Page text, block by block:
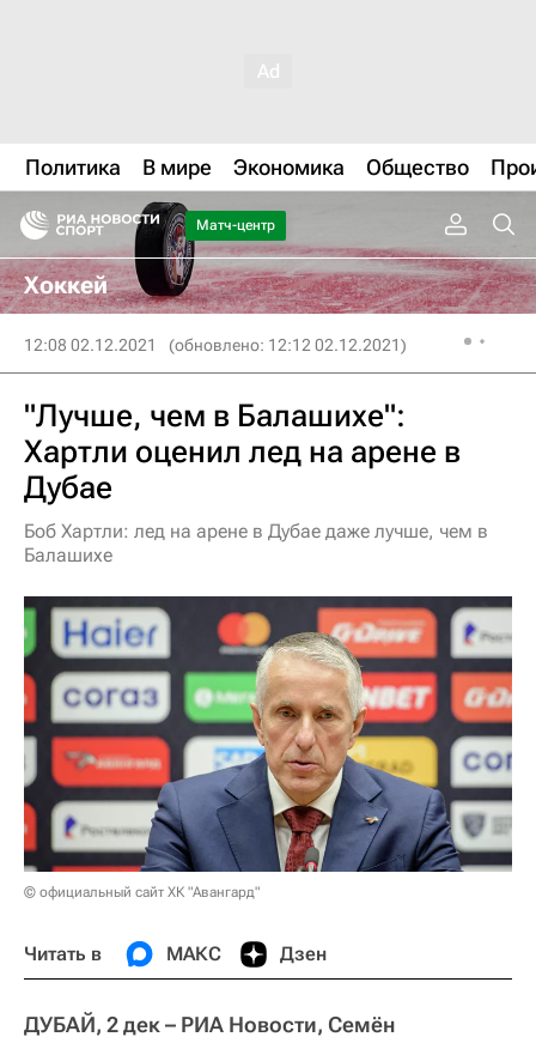
Политика В мире Экономика Общество
Матч-центр
Хоккей
12:08 02.12.2021 (обновлено: 12:12 02.12.2021)
"Лучше, чем в Балашихе":
Хартли оценил лед на арене в
Дубае
Боб Хартли: лед на арене в Дубае даже лучше, чем в
Балашихе
© официальный сайт ХК "Авангард"
Читать в МАКС Дзен
ДУБАЙ, 2 дек – РИА Новости, Семён